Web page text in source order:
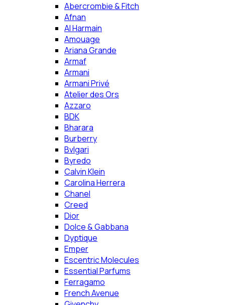
Abercrombie & Fitch
Afnan
Al Harmain
Amouage
Ariana Grande
Armaf
Armani
Armani Privé
Atelier des Ors
Azzaro
BDK
Bharara
Burberry
Bvlgari
Byredo
Calvin Klein
Carolina Herrera
Chanel
Creed
Dior
Dolce & Gabbana
Dyptique
Emper
Escentric Molecules
Essential Parfums
Ferragamo
French Avenue